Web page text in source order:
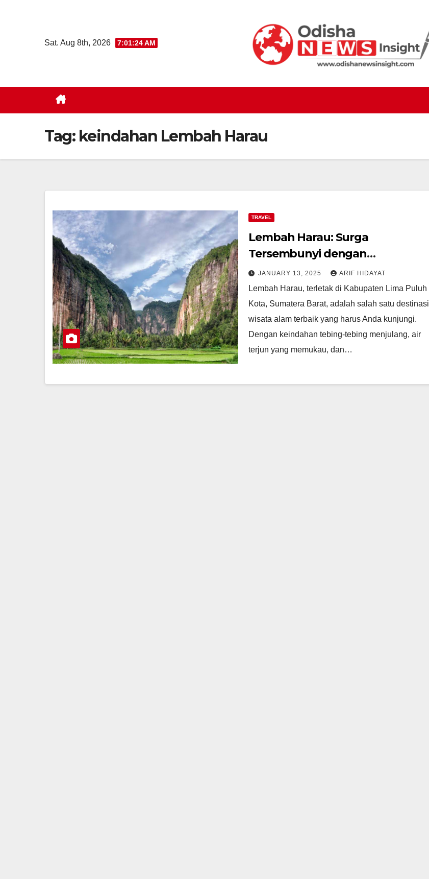
Sat. Aug 8th, 2026 7:01:25 AM
Tag: keindahan Lembah Harau
TRAVEL
Lembah Harau: Surga
Tersembunyi dengan
Keindahan Alam Memukau
JANUARY 13, 2025 ARIF HIDAYAT
Lembah Harau, terletak di Kabupaten Lima Puluh
Kota, Sumatera Barat, adalah salah satu destinasi
wisata alam terbaik yang harus Anda kunjungi.
Dengan keindahan tebing-tebing menjulang, air
terjun yang memukau, dan…